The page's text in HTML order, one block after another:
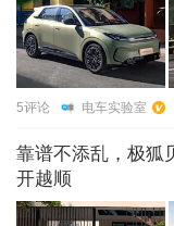
5评论 电车实验室
靠谱不添乱，极狐
开越顺